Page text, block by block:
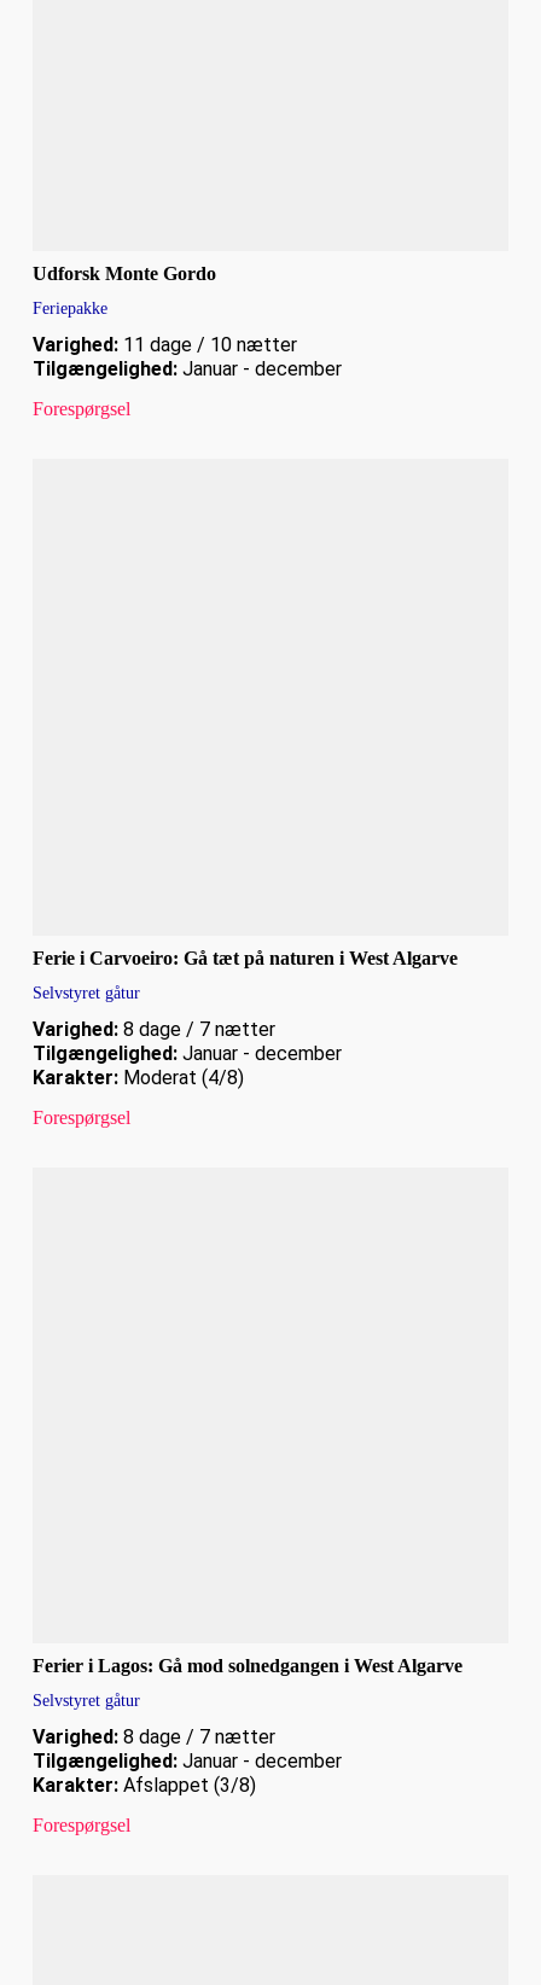
Udforsk Monte Gordo
Feriepakke
Varighed:11 dage / 10 nætter
Tilgængelighed:Januar - december
Forespørgsel
Ferie i Carvoeiro: Gå tæt på naturen i West Algarve
Selvstyret gåtur
Varighed:8 dage / 7 nætter
Tilgængelighed:Januar - december
Karakter:Moderat (4/8)
Forespørgsel
Ferier i Lagos: Gå mod solnedgangen i West Algarve
Selvstyret gåtur
Varighed:8 dage / 7 nætter
Tilgængelighed:Januar - december
Karakter:Afslappet (3/8)
Forespørgsel